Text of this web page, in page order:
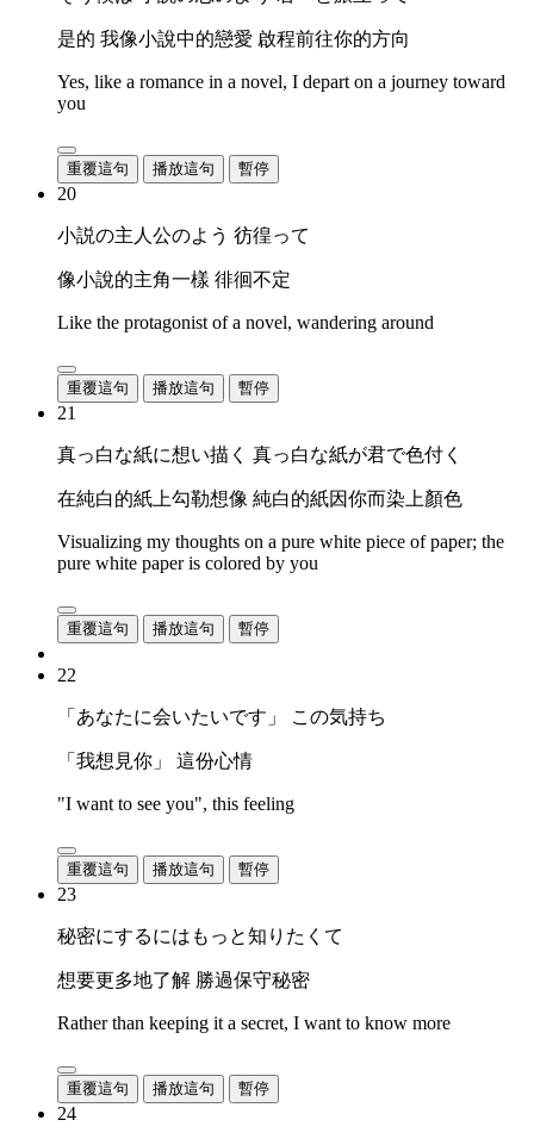
是的 我像小說中的戀愛 啟程前往你的方向
Yes, like a romance in a novel, I depart on a journey toward
you
重覆這句 播放這句 暫停
20
小説の主人公のよう 彷徨って
像小說的主角一樣 徘徊不定
Like the protagonist of a novel, wandering around
重覆這句 播放這句 暫停
21
真っ白な紙に想い描く 真っ白な紙が君で色付く
在純白的紙上勾勒想像 純白的紙因你而染上顏色
Visualizing my thoughts on a pure white piece of paper; the
pure white paper is colored by you
重覆這句 播放這句 暫停
22
「あなたに会いたいです」 この気持ち
「我想見你」 這份心情
"I want to see you", this feeling
重覆這句 播放這句 暫停
23
秘密にするにはもっと知りたくて
想要更多地了解 勝過保守秘密
Rather than keeping it a secret, I want to know more
重覆這句 播放這句 暫停
24